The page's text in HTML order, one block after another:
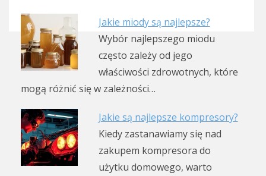
Jakie miody są najlepsze?
Wybór najlepszego miodu
często zależy od jego
właściwości zdrowotnych, które
mogą różnić się w zależności…
Jakie są najlepsze kompresory?
Kiedy zastanawiamy się nad
zakupem kompresora do
użytku domowego, warto